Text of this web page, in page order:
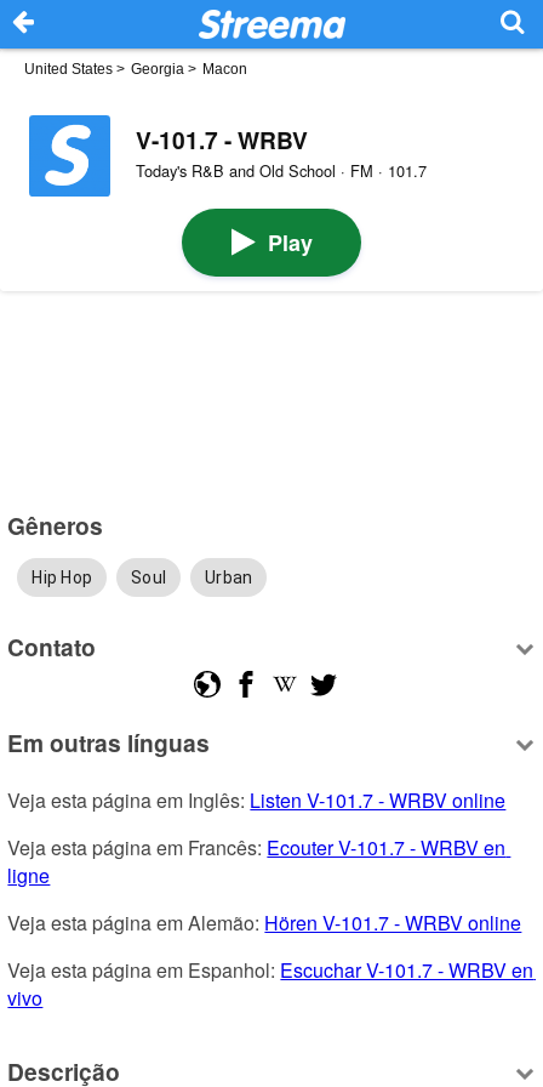
United States > Georgia > Macon
V-101.7 - WRBV
Today's R&B and Old School · FM · 101.7
Play
Gêneros
Hip Hop Soul Urban
Contato
Em outras línguas
Veja esta página em Inglês: Listen V-101.7 - WRBV online
Veja esta página em Francês: Ecouter V-101.7 - WRBV en
ligne
Veja esta página em Alemão: Hören V-101.7 - WRBV online
Veja esta página em Espanhol: Escuchar V-101.7 - WRBV en
vivo
Descrição